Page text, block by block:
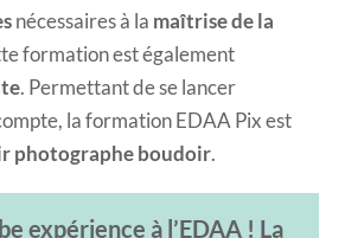
nécessaires à la maîtrise de la
formation est également
. Permettant de se lancer
la formation EDAA Pix est
photographe boudoir.
expérience à l’EDAA ! La